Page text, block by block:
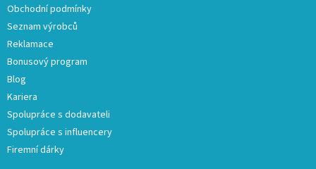
Obchodní podmínky
Seznam výrobců
Reklamace
Bonusový program
Blog
Kariera
Spolupráce s dodavateli
Spolupráce s influencery
Firemní dárky